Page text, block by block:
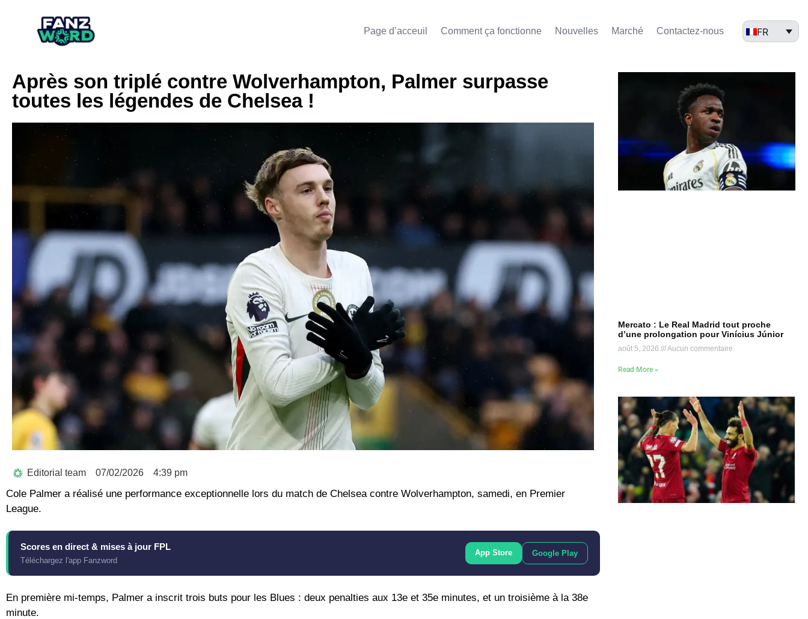
Page d’acceuil Comment ça fonctionne Nouvelles Marché​ Contactez-nous FR
Après son triplé contre Wolverhampton, Palmer surpasse
toutes les légendes de Chelsea !
Editorial team 07/02/2026 4:39 pm
Cole Palmer a réalisé une performance exceptionnelle lors du match de Chelsea contre Wolverhampton, samedi, en Premier
League.
Scores en direct & mises à jour FPL
Téléchargez l'app Fanzword
App Store Google Play
En première mi-temps, Palmer a inscrit trois buts pour les Blues : deux penalties aux 13e et 35e minutes, et un troisième à la 38e
minute.
Mercato : Le Real Madrid tout proche
d’une prolongation pour Vinícius Júnior
août 5, 2026 Aucun commentaire
Read More »